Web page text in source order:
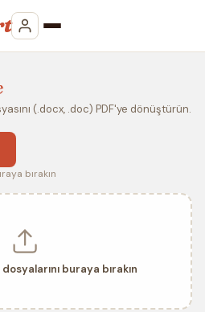
(.docx, .doc) PDF'ye dönüştürün.
bırakın
buraya bırakın